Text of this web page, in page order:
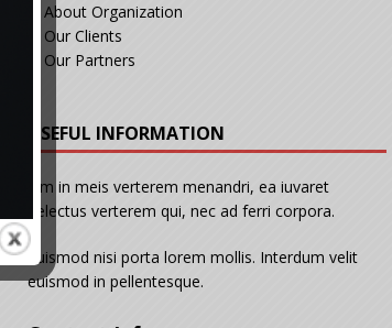
About Organization
Our Clients
Our Partners
USEFUL INFORMATION
Vim in meis verterem menandri, ea iuvaret
delectus verterem qui, nec ad ferri corpora.
Euismod nisi porta lorem mollis. Interdum velit
euismod in pellentesque.